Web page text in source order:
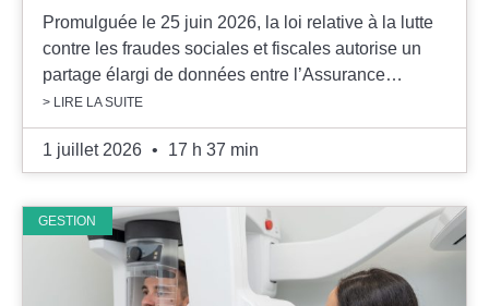
Promulguée le 25 juin 2026, la loi relative à la lutte
contre les fraudes sociales et fiscales autorise un
partage élargi de données entre l’Assurance…
> LIRE LA SUITE
1 juillet 2026 17 h 37 min
GESTION